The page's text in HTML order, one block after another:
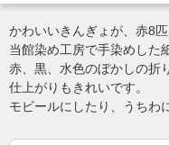
かわいいきんぎょが、赤8
当館染め工房で手染めした
赤、黒、水色のぼかしの折
仕上がりもきれいです。
モビールにしたり、うちわ